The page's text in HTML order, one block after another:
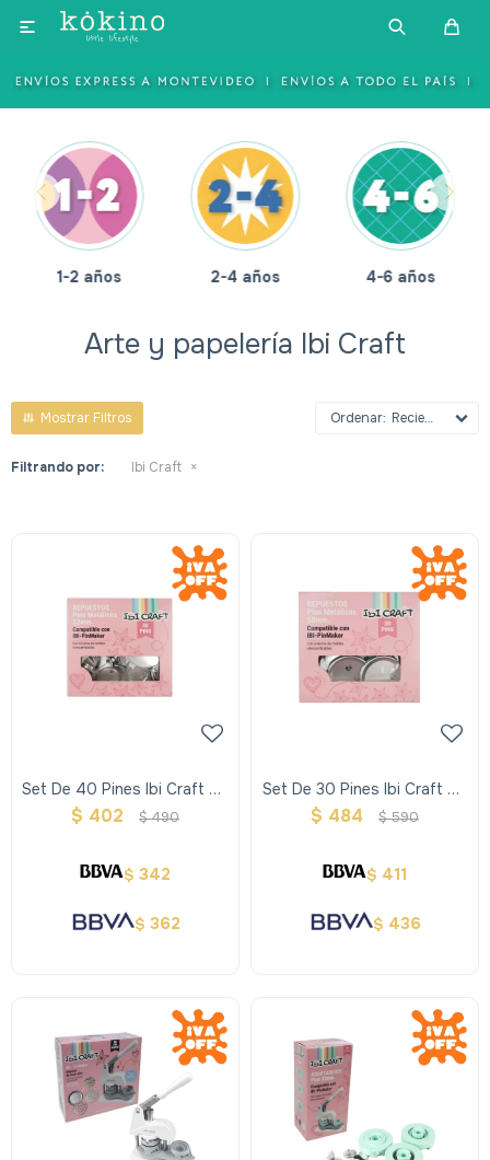

1-2 años 2-4 años 4-6 años
Arte y papelería Ibi Craft
Recientes
Filtrando por: Ibi Craft
Set De 40 Pines Ibi Craft De
32mm
$ 402 $490
$ 342
$ 362
Set De 30 Pines Ibi Craft De
58mm
$ 484 $ 590
$ 411
$ 436